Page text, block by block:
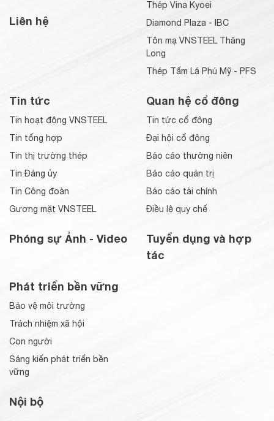
Liên hệ
Thép Vina Kyoei
Diamond Plaza - IBC
Tôn mạ VNSTEEL Thăng
Long
Thép Tấm Lá Phú Mỹ - PFS
Tin tức
Tin hoạt động VNSTEEL
Tin tổng hợp
Tin thị trường thép
Tin Đảng ủy
Tin Công đoàn
Gương mặt VNSTEEL
Phóng sự Ảnh - Video
Quan hệ cổ đông
Tin tức cổ đông
Đại hội cổ đông
Báo cáo thường niên
Báo cáo quản trị
Báo cáo tài chính
Điều lệ quy chế
Tuyển dụng và hợp
tác
Phát triển bền vững
Bảo vệ môi trường
Trách nhiệm xã hội
Con người
Sáng kiến phát triển bền
vững
Nội bộ